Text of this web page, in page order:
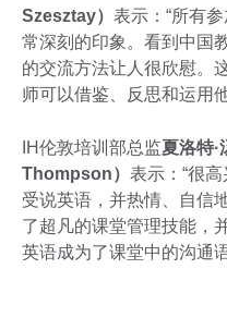
Szesztay） 表示：“所有
常深刻的印象。看到中国
的交流方法让人很欣慰。
师可以借鉴、反思和运用
IH伦敦培训部总监夏洛特·
Thompson） 表示：“很
受说英语，并热情、自信
了超凡的课堂管理技能，
英语成为了课堂中的沟通